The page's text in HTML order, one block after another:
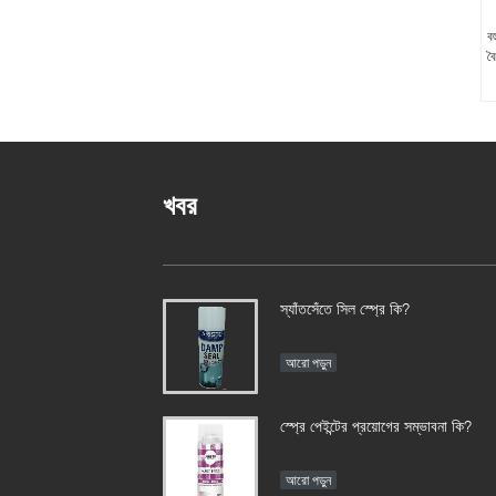
খবর
স্যাঁতসেঁতে সিল স্প্রে কি?
আরো পড়ুন
স্প্রে পেইন্টের প্রয়োগের সম্ভাবনা কি?
আরো পড়ুন